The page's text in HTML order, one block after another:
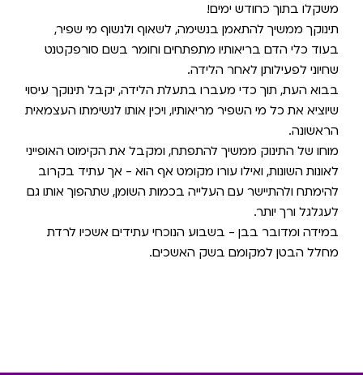
משקלו בתוך כחודש ימים!
תינוקך ממשיך להתאמן בנשימה, לשאוף ולנשוף מי שפיר,
בעוד כלי הדם בריאותיו מתפתחים וחומר בשם סורפקטנט
שחיוני לפעילותן לאחר הלידה.
בבוא העת, תוך כדי מעברו בתעלת הלידה, יקבל תינוקך עיסוי
שיוציא את כל מי השפיר מריאותיו, ויכין אותו לנשימתו העצמאית
הראשונה.
מוחו של התינוק ממשיך להתפתח, ומקבל את הקימוט האופייני
לאונות השונות, ואילו עורו מקומט אף הוא - אך עתיד בקרוב
להימתח ולהתיישר עם העלייה בכמות השומן, שתהפוך אותו גם
לעגלגל ורך יותר.
במידה ומדובר בבן - בשבוע הנוכחי עתידים אשכיו לרדת
מחלל הבטן למקומם בשק האשכים.